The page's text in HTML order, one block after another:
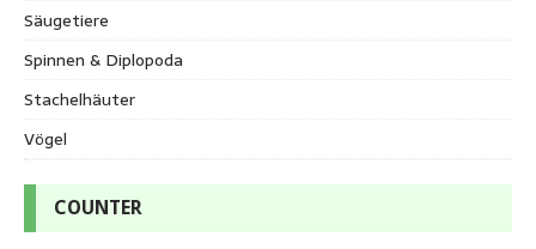
Säugetiere
Spinnen & Diplopoda
Stachelhäuter
Vögel
COUNTER